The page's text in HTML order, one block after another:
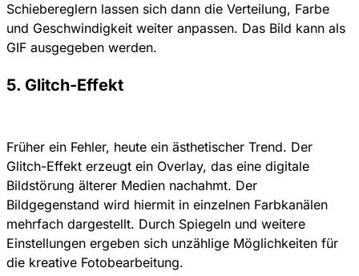
Schiebereglern lassen sich dann die Verteilung, Farbe
und Geschwindigkeit weiter anpassen. Das Bild kann als
GIF ausgegeben werden.
5. Glitch-Effekt
Früher ein Fehler, heute ein ästhetischer Trend. Der
Glitch-Effekt erzeugt ein Overlay, das eine digitale
Bildstörung älterer Medien nachahmt. Der
Bildgegenstand wird hiermit in einzelnen Farbkanälen
mehrfach dargestellt. Durch Spiegeln und weitere
Einstellungen ergeben sich unzählige Möglichkeiten für
die kreative Fotobearbeitung.